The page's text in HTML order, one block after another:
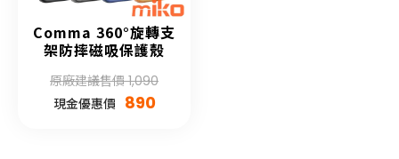
Comma 360°旋轉支
架防摔磁吸保護殼
原廠建議售價 1,090
現金優惠價 890